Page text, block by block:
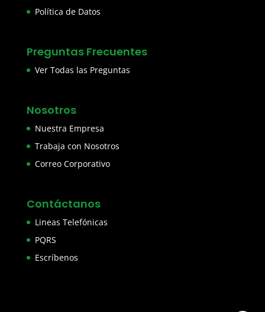
Política de Datos
Preguntas Frecuentes
Ver Todas las Preguntas
Nosotros
Nuestra Empresa
Trabaja con Nosotros
Correo Corporativo
Contáctanos
Lineas Telefónicas
PQRS
Escríbenos